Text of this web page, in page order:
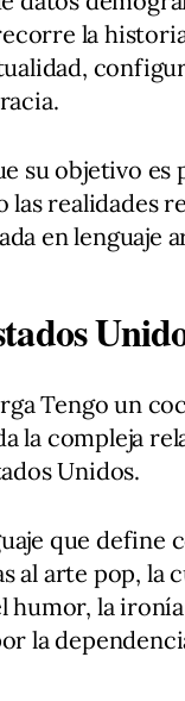
la
su objetivo
realidades
en lenguaje
Tengo un
la compleja
Unidos.
que define
al arte pop, la
humor, la
la